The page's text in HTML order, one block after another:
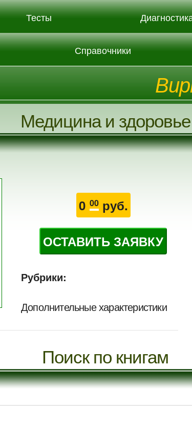
Тесты
Справочники
Медицина и здоровье
0 00руб.
ОСТАВИТЬ ЗАЯВКУ
Рубрики:
Дополнительные характеристики
Поиск по книгам